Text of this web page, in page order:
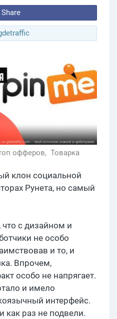
Share
офферов, Товарка
клон социальной
Рунета, но самый
что с дизайном и
не особо
и то, и
Впрочем,
особо не напрягает.
и имело
интерфейс.
как раз не подвели.